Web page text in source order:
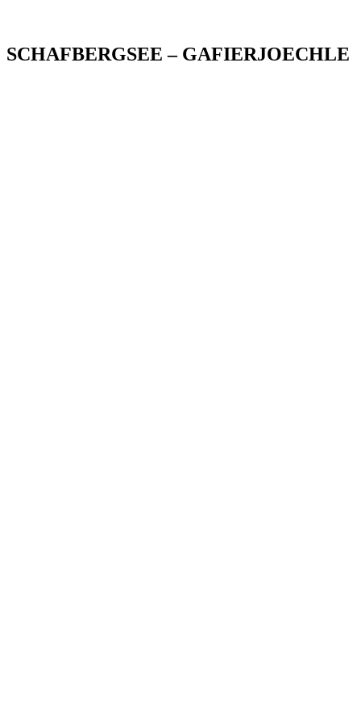
SCHAFBERGSEE – GAFIERJOECHLE